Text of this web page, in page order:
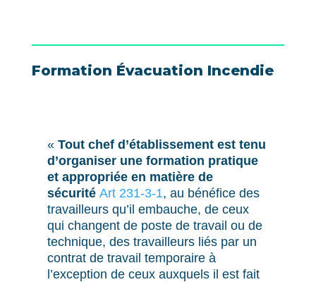
Formation Évacuation Incendie
«Tout chef d’établissement est tenu
d’organiser une formation pratique
et appropriée en matière de
sécuritéArt 231-3-1, au bénéfice des
travailleurs qu’il embauche, de ceux
qui changent de poste de travail ou de
technique, des travailleurs liés par un
contrat de travail temporaire à
l’exception de ceux auxquels il est fait